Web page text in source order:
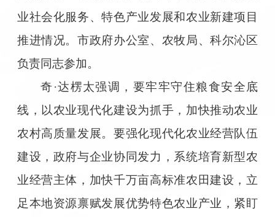
业社会化服务、特色产业发展和农业新建项目
推进情况。市政府办公室、农牧局、科尔沁区
负责同志参加。
奇·达楞太强调，要牢牢守住粮食安全底
线，以农业现代化建设为抓手，加快推动农业
农村高质量发展。要强化现代化农业经营队伍
建设，政府与企业协同发力，系统培育新型农
业经营主体，加快千万亩高标准农田建设，立
足本地资源禀赋发展优势特色农业产业，紧盯